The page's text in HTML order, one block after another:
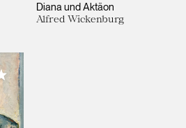
Diana und Aktäon
Alfred Wickenburg
Meiner Sammlung hinzufügen